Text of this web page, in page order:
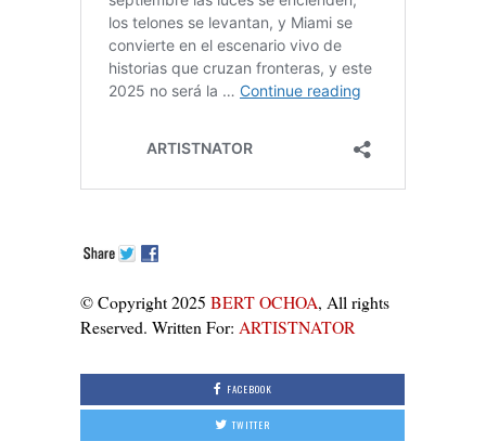
© Copyright 2025 BERT OCHOA, All rights
Reserved. Written For: ARTISTNATOR
FACEBOOK
TWITTER